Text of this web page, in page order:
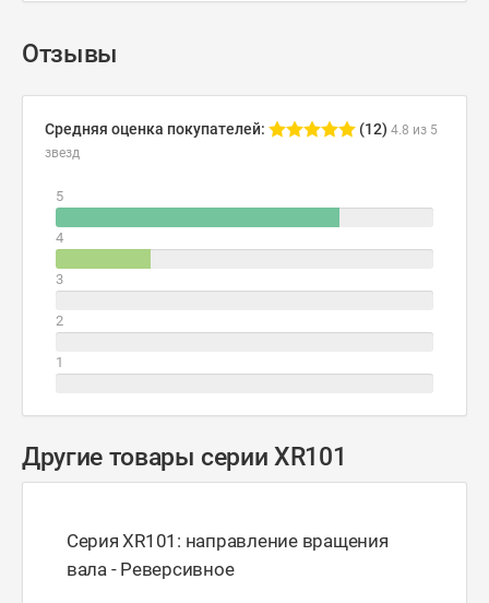
Отзывы
Средняя оценка покупателей: (12) 4.8 из 5
звезд
5
4
3
2
1
Другие товары серии XR101
Серия XR101: направление вращения
вала - Реверсивное